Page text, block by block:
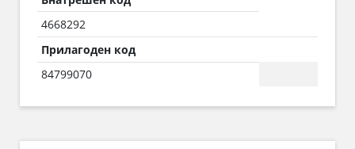
4668292
Прилагоден код
84799070